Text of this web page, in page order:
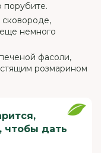
порубите.
немного
фасоли,
розмарином
чтобы дать